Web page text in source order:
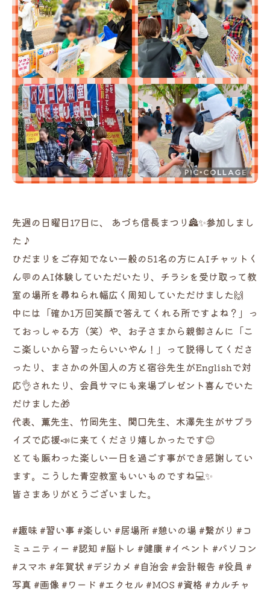
先週の日曜日17日に、 あづち信長まつり🏯✨参加しまし
た♪
ひだまりをご存知でない一般の51名の方にAIチャットく
ん💬のAI体験していただいたり、チラシを受け取って教
室の場所を尋ねられ幅広く周知していただけました🙌
中には「確か1万回笑顔で答えてくれる所ですよね？」っ
ておっしゃる方（笑）や、お子さまから親御さんに「こ
こ楽しいから習ったらいいやん！」って説得してくださ
ったり、まさかの外国人の方と宿谷先生がEnglishで対
応👌されたり、会員サマにも来場プレゼント喜んでいた
だけました🎁
代表、薫先生、竹岡先生、関口先生、木澤先生がサプラ
イズで応援📣に来てくださり嬉しかったです😊
とても賑わった楽しい一日を過ごす事ができ感謝してい
ます。こうした青空教室もいいものですね💻✨
皆さまありがとうございました。
#趣味 #習い事 #楽しい #居場所 #憩いの場 #繋がり #コ
ミュニティー #認知 #脳トレ #健康 #イベント #パソコン
#スマホ #年賀状 #デジカメ #自治会 #会計報告 #役員 #
写真 #画像 #ワード #エクセル #MOS #資格 #カルチャ